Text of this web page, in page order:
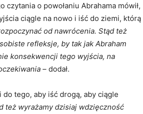
czytania o powołaniu Abrahama mówił,
ciągle na nowo i iść do ziemi, którą
od nawrócenia. Stąd też
refleksje, by tak jak Abraham
konsekwencji tego wyjścia, na
– dodał.
tego, aby iść drogą, aby ciągle
też wyrażamy dzisiaj wdzięczność